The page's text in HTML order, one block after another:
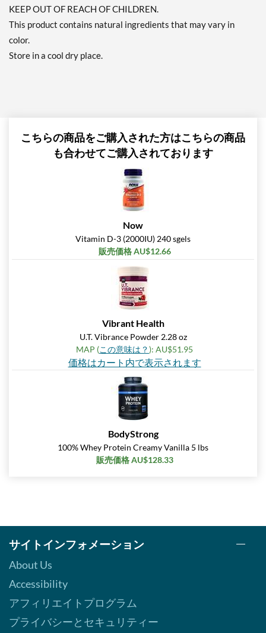
KEEP OUT OF REACH OF CHILDREN.
This product contains natural ingredients that may vary in
color.
Store in a cool dry place.
こちらの商品をご購入された方はこちらの商品
も合わせてご購入されております
Now
Vitamin D-3 (2000IU) 240 sgels
販売価格 AU$12.66
Vibrant Health
U.T. Vibrance Powder 2.28 oz
MAP (この意味は？): AU$51.95
価格はカート内で表示されます
BodyStrong
100% Whey Protein Creamy Vanilla 5 lbs
販売価格 AU$128.33
サイトインフォメーション
About Us
Accessibility
アフィリエイトプログラム
プライバシーとセキュリティー